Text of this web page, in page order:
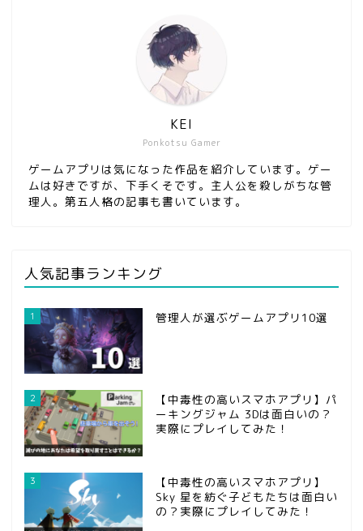
Ponkotsu Gamer
KEI
ゲームアプリは気になった作品を紹介しています。ゲー
ムは好きですが、下手くそです。主人公を殺しがちな管
理人。第五人格の記事も書いています。
人気記事ランキング
1 管理人が選ぶゲームアプリ10選
2
【中毒性の高いスマホアプリ】パ
ーキングジャム 3Dは面白いの？
実際にプレイしてみた！
3
【中毒性の高いスマホアプリ】
Sky 星を紡ぐ子どもたちは面白い
の？実際にプレイしてみた！